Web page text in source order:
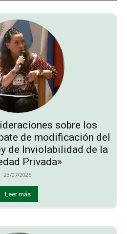
sobre los
de modificación del
de Inviolabilidad de la
Privada»
23/07/2026
Leer más